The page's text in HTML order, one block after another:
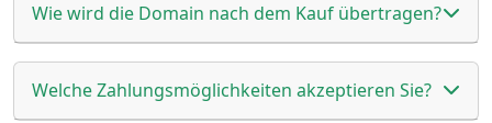
Wie wird die Domain nach dem Kauf übertragen?
Welche Zahlungsmöglichkeiten akzeptieren Sie?